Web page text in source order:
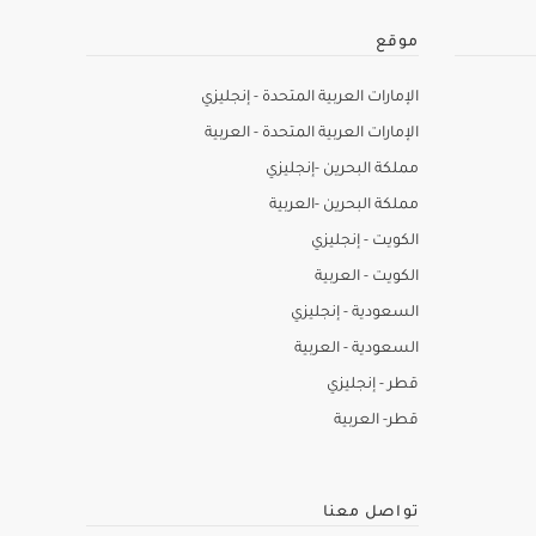
موقع
الإمارات العربية المتحدة - إنجليزي
الإمارات العربية المتحدة - العربية
مملكة البحرين -إنجليزي
مملكة البحرين -العربية
الكويت - إنجليزي
الكويت - العربية
السعودية - إنجليزي
السعودية - العربية
قطر - إنجليزي
قطر- العربية
تواصل معنا